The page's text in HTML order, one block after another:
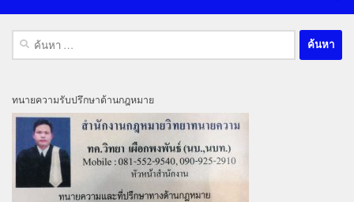
ค้นหา
สำหรับ:
ทนายความรับปรึกษาด้านกฎหมาย